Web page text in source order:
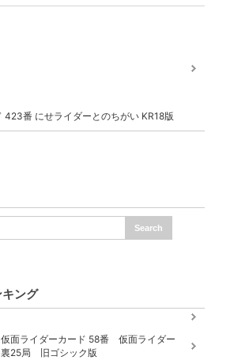
423番 にせライダーとのちがい KR18版
ング
仮面ライダーカード 58番 仮面ライダー
裏25局 旧ゴシック版